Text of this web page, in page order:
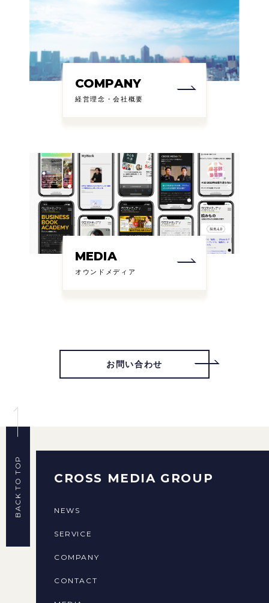
COMPANY
経営理念・会社概要
MEDIA
オウンドメディア
お問い合わせ
BACK TO TOP CROSS MEDIA GROUP
NEWS
SERVICE
COMPANY
CONTACT